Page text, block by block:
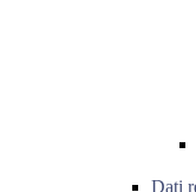
Dati